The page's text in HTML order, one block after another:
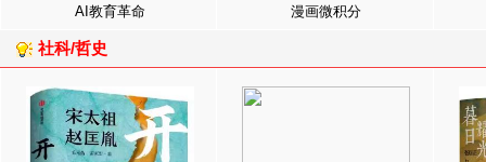
AI教育革命 漫画微积分
社科/哲史